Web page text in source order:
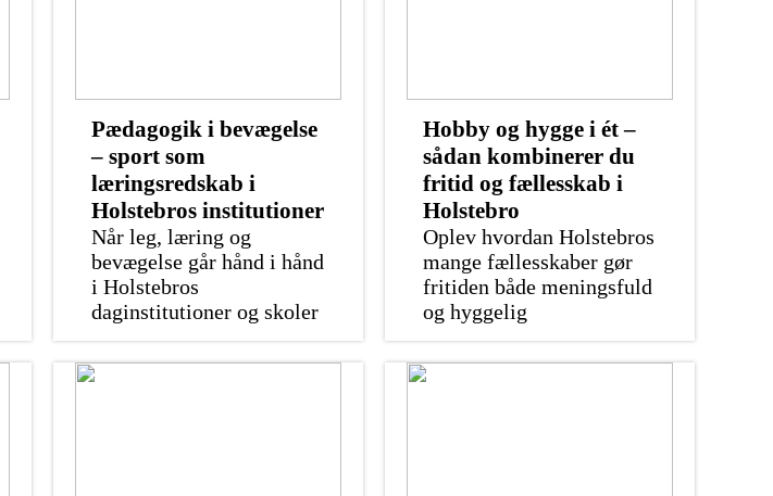
Pædagogik i bevægelse
– sport som
læringsredskab i
Holstebros institutioner
Når leg, læring og
bevægelse går hånd i hånd
i Holstebros
daginstitutioner og skoler
Hobby og hygge i ét –
sådan kombinerer du
fritid og fællesskab i
Holstebro
Oplev hvordan Holstebros
mange fællesskaber gør
fritiden både meningsfuld
og hyggelig